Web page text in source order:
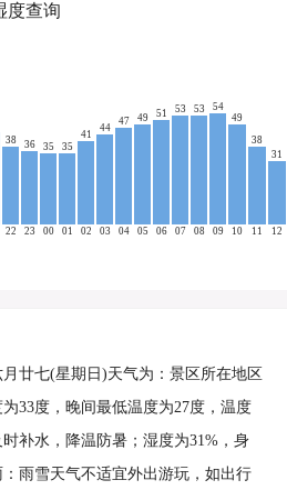
度查询
38
22
36
23
35
00
35
01
41
02
44
03
47
04
49
05
51
06
53
07
53
08
54
09
49
10
38
11
31
12
廿七(星期日)天气为：景区所在地区
33度，晚间最低温度为27度，温度
补水，降温防暑；湿度为31%，身
雨雪天气不适宜外出游玩，如出行